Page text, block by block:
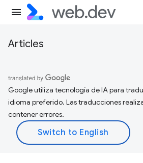
Articles
Google utiliza tecnología de IA para
idioma preferido. Las traducciones
contener errores.